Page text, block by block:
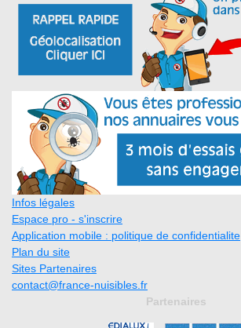
Infos légales
Espace pro - s'inscrire
Application mobile : politique de confidentialite
Plan du site
Sites Partenaires
contact@france-nuisibles.fr
Partenaires